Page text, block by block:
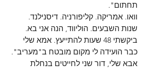
תחתום".
וואו. אמריקה. קליפורניה. דיסנילנד.
שנות השבעים. הוליווד, הנה אני בא.
ביקשתי 48 שעות להתייעץ. אמא שלי
כבר הועידה לי מקום מובטח ב"מעריב".
אבא שלי, דור שני לחייטים בנחלת